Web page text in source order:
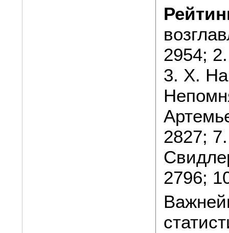
2954;
3. Х.
2827;
2796;